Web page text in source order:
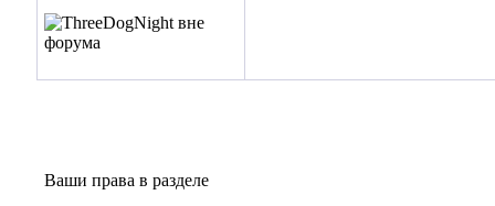
Ваши права в разделе